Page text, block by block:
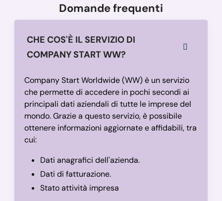
Domande frequenti
CHE COS'È IL SERVIZIO DI
COMPANY START WW?
Company Start Worldwide (WW) è un servizio
che permette di accedere in pochi secondi ai
principali dati aziendali di tutte le imprese del
mondo. Grazie a questo servizio, è possibile
ottenere informazioni aggiornate e affidabili, tra
cui:
Dati anagrafici dell'azienda.
Dati di fatturazione.
Stato attività impresa